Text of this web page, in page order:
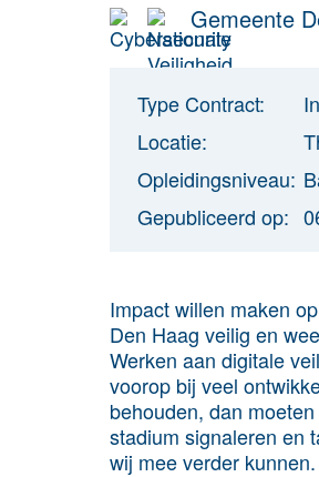
Gemeente
Type Contract:
Locatie:
Opleidingsniveau:
Gepubliceerd op:
Impact willen maken
Den Haag veilig en
Werken aan digitale
voorop bij veel
behouden, dan
stadium signaleren en
wij mee verder kunnen.